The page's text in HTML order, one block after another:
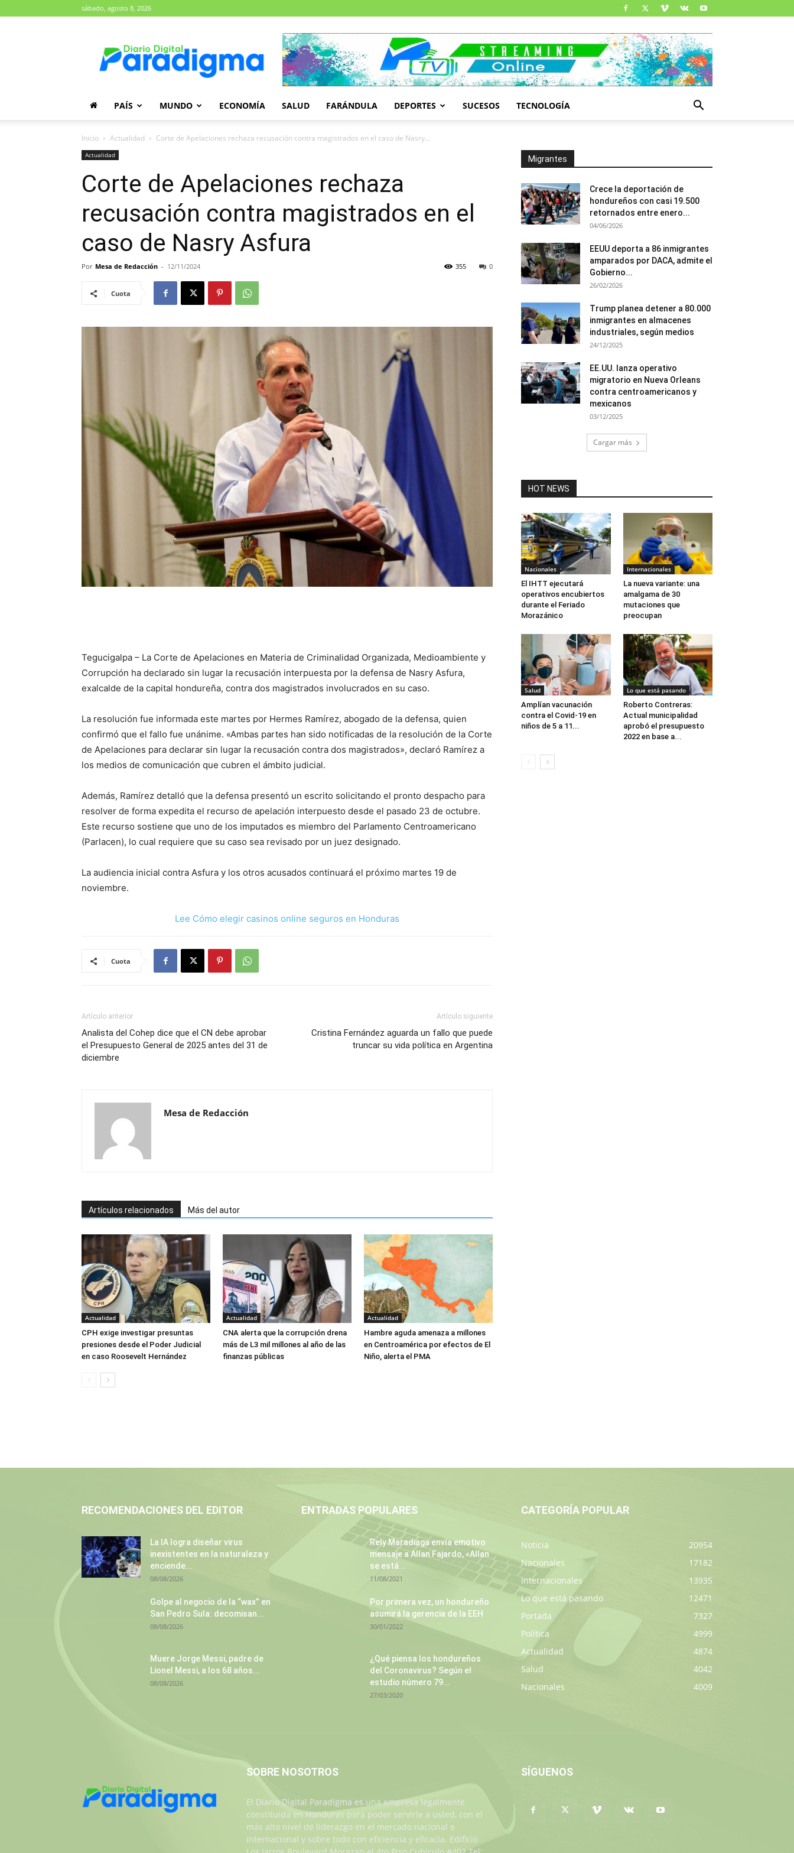
sábado, agosto 8, 2026
Paradigma
PAÍS MUNDO ECONOMÍA SALUD FARÁNDULA DEPORTES SUCESOS TECNOLOGÍA
Inicio Actualidad Corte de Apelaciones rechaza recusación contra magistrados en el caso de Nasry...
Actualidad
Corte de Apelaciones rechaza
recusación contra magistrados en el
caso de Nasry Asfura
Por Mesa de Redacción - 12/11/2024 0
355
Cuota
Tegucigalpa – La Corte de Apelaciones en Materia de Criminalidad Organizada, Medioambiente y
Corrupción ha declarado sin lugar la recusación interpuesta por la defensa de Nasry Asfura,
exalcalde de la capital hondureña, contra dos magistrados involucrados en su caso.
La resolución fue informada este martes por Hermes Ramírez, abogado de la defensa, quien
confirmó que el fallo fue unánime. «Ambas partes han sido notificadas de la resolución de la Corte
de Apelaciones para declarar sin lugar la recusación contra dos magistrados», declaró Ramírez a
los medios de comunicación que cubren el ámbito judicial.
Además, Ramírez detalló que la defensa presentó un escrito solicitando el pronto despacho para
resolver de forma expedita el recurso de apelación interpuesto desde el pasado 23 de octubre.
Este recurso sostiene que uno de los imputados es miembro del Parlamento Centroamericano
(Parlacen), lo cual requiere que su caso sea revisado por un juez designado.
La audiencia inicial contra Asfura y los otros acusados continuará el próximo martes 19 de
noviembre.
Lee Cómo elegir casinos online seguros en Honduras
Cuota
Artículo anterior
Analista del Cohep dice que el CN debe aprobar
el Presupuesto General de 2025 antes del 31 de
diciembre
Artículo siguiente
Cristina Fernández aguarda un fallo que puede
truncar su vida política en Argentina
Mesa de Redacción
Artículos relacionados Más del autor
Actualidad
CPH exige investigar presuntas
presiones desde el Poder Judicial
en caso Roosevelt Hernández
Actualidad
CNA alerta que la corrupción drena
más de L3 mil millones al año de las
finanzas públicas
Actualidad
Hambre aguda amenaza a millones
en Centroamérica por efectos de El
Niño, alerta el PMA
Migrantes
Crece la deportación de
hondureños con casi 19.500
retornados entre enero...
04/06/2026
EEUU deporta a 86 inmigrantes
amparados por DACA, admite el
Gobierno...
26/02/2026
Trump planea detener a 80.000
inmigrantes en almacenes
industriales, según medios
24/12/2025
EE.UU. lanza operativo
migratorio en Nueva Orleans
contra centroamericanos y
mexicanos
03/12/2025
Cargar más
HOT NEWS
Nacionales
El IHTT ejecutará
operativos encubiertos
durante el Feriado
Morazánico
Internacionales
La nueva variante: una
amalgama de 30
mutaciones que
preocupan
Salud
Amplían vacunación
contra el Covid-19 en
niños de 5 a 11...
Lo que está pasando
Roberto Contreras:
Actual municipalidad
aprobó el presupuesto
2022 en base a...
RECOMENDACIONES DEL EDITOR
La IA logra diseñar virus
inexistentes en la naturaleza y
enciende...
08/08/2026
Golpe al negocio de la “wax” en
San Pedro Sula: decomisan...
08/08/2026
Muere Jorge Messi, padre de
Lionel Messi, a los 68 años...
08/08/2026
ENTRADAS POPULARES
Rely Maradiaga envía emotivo
mensaje a Allan Fajardo, «Allan
se está...
11/08/2021
Por primera vez, un hondureño
asumirá la gerencia de la EEH
30/01/2022
¿Qué piensa los hondureños
del Coronavirus? Según el
estudio número 79...
27/03/2020
CATEGORÍA POPULAR
Noticia
20954
Nacionales
17182
Internacionales
13935
Lo que está pasando
12471
Portada
7327
Política
4999
Actualidad
4874
Salud
4042
Nacionales
4009
SOBRE NOSOTROS
El Diario Digital Paradigma es una empresa legalmente
constituida en Honduras para poder servirle a usted, con el
más alto nivel de liderazgo en el mercado nacional e
internacional y sobre todo con eficiencia y eficacia. Edificio
SÍGUENOS